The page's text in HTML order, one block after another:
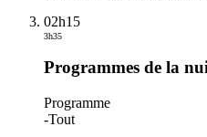
02h15
3h35
Programmes de la
Programme
-Tout